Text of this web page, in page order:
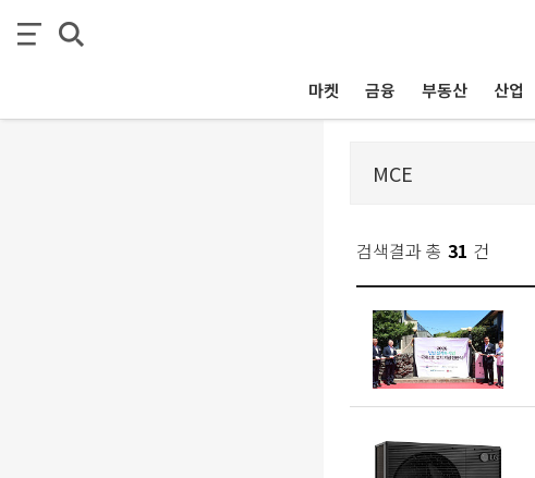
마켓 금융 부동산 산업
검색결과 총 31 건